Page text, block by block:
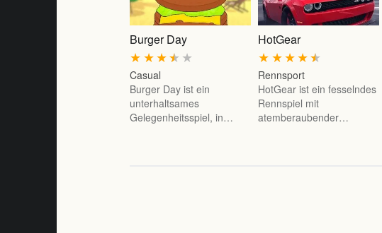
Burger Day
★
★
★
★
★
Casual
Burger Day ist ein
unterhaltsames
Gelegenheitsspiel, in…
HotGear
★
★
★
★
★
Rennsport
HotGear ist ein fesselndes
Rennspiel mit
atemberaubender…